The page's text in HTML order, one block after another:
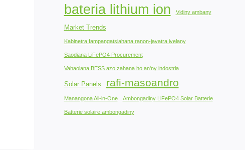
bateria lithium ion Vidiny ambany
Market Trends
Kabinetra fampangatsiahana ranon-javatra ivelany
Saodiana LiFePO4 Procurement
Vahaolana BESS azo zahana ho an'ny indostria
Solar Panels rafi-masoandro
Manangona All-in-One Ambongadiny LiFePO4 Solar Batterie
Batterie solaire ambongadiny